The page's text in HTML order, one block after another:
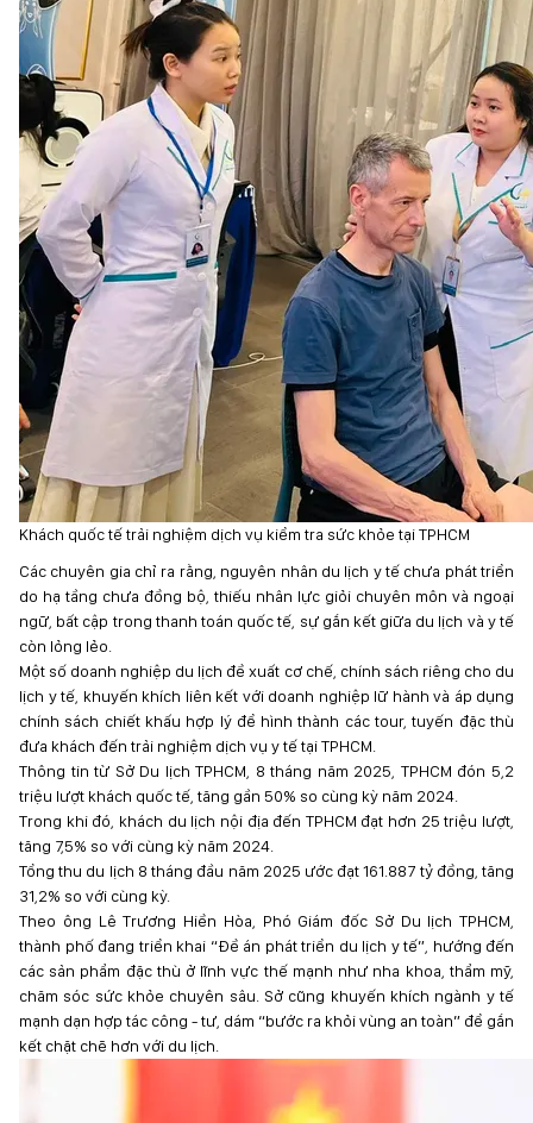
Khách quốc tế trải nghiệm dịch vụ kiểm tra sức khỏe tại TPHCM
Các chuyên gia chỉ ra rằng, nguyên nhân du lịch y tế chưa phát triển
do hạ tầng chưa đồng bộ, thiếu nhân lực giỏi chuyên môn và ngoại
ngữ, bất cập trong thanh toán quốc tế, sự gắn kết giữa du lịch và y tế
còn lỏng lẻo.
Một số doanh nghiệp du lịch đề xuất cơ chế, chính sách riêng cho du
lịch y tế, khuyến khích liên kết với doanh nghiệp lữ hành và áp dụng
chính sách chiết khấu hợp lý để hình thành các tour, tuyến đặc thù
đưa khách đến trải nghiệm dịch vụ y tế tại TPHCM.
Thông tin từ Sở Du lịch TPHCM, 8 tháng năm 2025, TPHCM đón 5,2
triệu lượt khách quốc tế, tăng gần 50% so cùng kỳ năm 2024.
Trong khi đó, khách du lịch nội địa đến TPHCM đạt hơn 25 triệu lượt,
tăng 7,5% so với cùng kỳ năm 2024.
Tổng thu du lịch 8 tháng đầu năm 2025 ước đạt 161.887 tỷ đồng, tăng
31,2% so với cùng kỳ.
Theo ông Lê Trương Hiền Hòa, Phó Giám đốc Sở Du lịch TPHCM,
thành phố đang triển khai “Đề án phát triển du lịch y tế”, hướng đến
các sản phẩm đặc thù ở lĩnh vực thế mạnh như nha khoa, thẩm mỹ,
chăm sóc sức khỏe chuyên sâu. Sở cũng khuyến khích ngành y tế
mạnh dạn hợp tác công - tư, dám “bước ra khỏi vùng an toàn” để gắn
kết chặt chẽ hơn với du lịch.